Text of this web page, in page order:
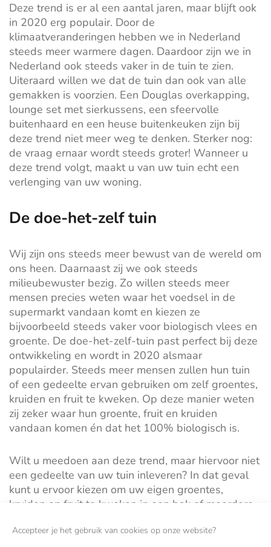
Accepteer je het gebruik van cookies op onze website?
Deze trend is er al een aantal jaren, maar blijft ook
in 2020 erg populair. Door de
klimaatveranderingen hebben we in Nederland
steeds meer warmere dagen. Daardoor zijn we in
Nederland ook steeds vaker in de tuin te zien.
Uiteraard willen we dat de tuin dan ook van alle
gemakken is voorzien. Een Douglas overkapping,
lounge set met sierkussens, een sfeervolle
buitenhaard en een heuse buitenkeuken zijn bij
deze trend niet meer weg te denken. Sterker nog:
de vraag ernaar wordt steeds groter! Wanneer u
deze trend volgt, maakt u van uw tuin echt een
verlenging van uw woning.
De doe-het-zelf tuin
Wij zijn ons steeds meer bewust van de wereld om
ons heen. Daarnaast zij we ook steeds
milieubewuster bezig. Zo willen steeds meer
mensen precies weten waar het voedsel in de
supermarkt vandaan komt en kiezen ze
bijvoorbeeld steeds vaker voor biologisch vlees en
groente. De doe-het-zelf-tuin past perfect bij deze
ontwikkeling en wordt in 2020 alsmaar
populairder. Steeds meer mensen zullen hun tuin
of een gedeelte ervan gebruiken om zelf groentes,
kruiden en fruit te kweken. Op deze manier weten
zij zeker waar hun groente, fruit en kruiden
vandaan komen én dat het 100% biologisch is.
Wilt u meedoen aan deze trend, maar hiervoor niet
een gedeelte van uw tuin inleveren? In dat geval
kunt u ervoor kiezen om uw eigen groentes,
kruiden en fruit te kweken in een bak of meerdere